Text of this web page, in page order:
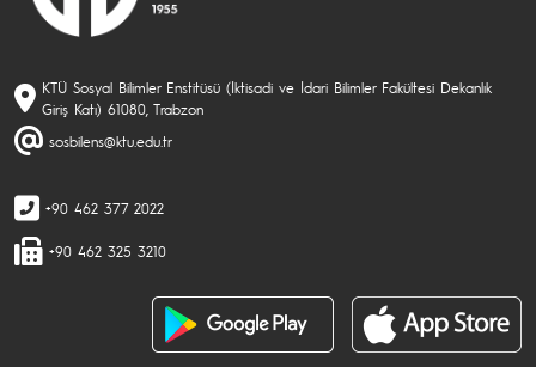
KTÜ Sosyal Bilimler Enstitüsü (İktisadi ve İdari Bilimler Fakültesi Dekanlık
Giriş Katı) 61080, Trabzon
sosbilens@ktu.edu.tr
+90 462 377 2022
+90 462 325 3210